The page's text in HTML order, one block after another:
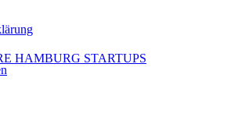
HAMBURG STARTUPS